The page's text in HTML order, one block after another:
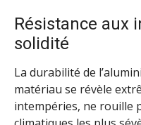
Résistance aux
solidité
La durabilité de
matériau se révèle
intempéries, ne rouille